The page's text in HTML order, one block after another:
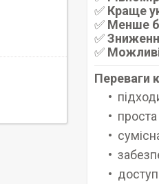
✅ Краще
✅ Менше
✅
✅
Переваги